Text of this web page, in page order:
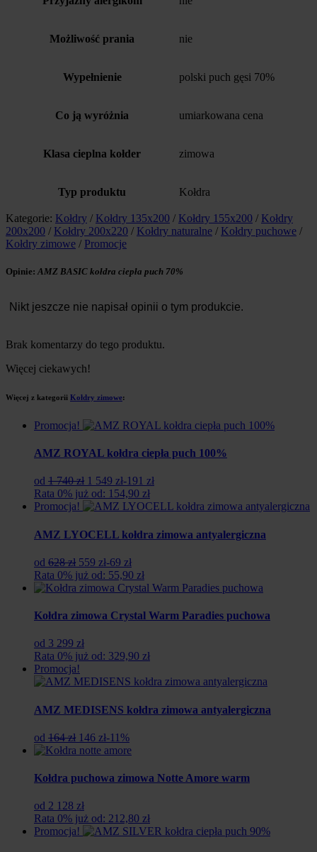
Możliwość prania nie
Wypełnienie polski puch gęsi 70%
Co ją wyróżnia umiarkowana cena
Klasa cieplna kołder zimowa
Typ produktu Kołdra
Kategorie: Kołdry / Kołdry 135x200 / Kołdry 155x200 / Kołdry
200x200 / Kołdry 200x220 / Kołdry naturalne / Kołdry puchowe /
Kołdry zimowe / Promocje
Opinie: AMZ BASIC kołdra ciepła puch 70%
Nikt jeszcze nie napisał opinii o tym produkcie.
Brak komentarzy do tego produktu.
Więcej ciekawych!
Więcej z kategorii Kołdry zimowe:
Promocja!
AMZ ROYAL kołdra ciepła puch 100%
od 1 740 zł Pierwotna
cena
wynosiła:
740
zł.
1 549 złAktualna
cena
wynosi:
549
zł.
-191 zł
Rata 0% już od: 154,90 zł
Promocja!
AMZ LYOCELL kołdra zimowa antyalergiczna
od 628 zł Pierwotna
cena
wynosiła:
zł.
559 złAktualna
cena
wynosi:
zł.
-69 zł
Rata 0% już od: 55,90 zł
Kołdra zimowa Crystal Warm Paradies puchowa
od 3 299 zł
Rata 0% już od: 329,90 zł
Promocja!
AMZ MEDISENS kołdra zimowa antyalergiczna
od 164 zł Pierwotna
cena
164
146 złAktualna
cena
146
-11%
Kołdra puchowa zimowa Notte Amore warm
od 2 128 zł
Rata 0% już od: 212,80 zł
Promocja!